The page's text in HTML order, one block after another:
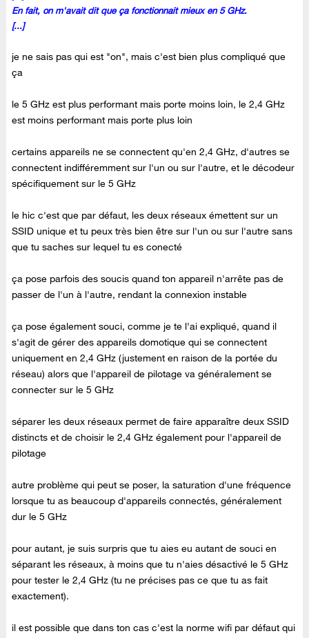
En fait, on m'avait dit que ça fonctionnait mieux en 5 GHz.
[...]
je ne sais pas qui est "on", mais c'est bien plus compliqué que
ça
le 5 GHz est plus performant mais porte moins loin, le 2,4 GHz
est moins performant mais porte plus loin
certains appareils ne se connectent qu'en 2,4 GHz, d'autres se
connectent indifféremment sur l'un ou sur l'autre, et le décodeur
spécifiquement sur le 5 GHz
le hic c'est que par défaut, les deux réseaux émettent sur un
SSID unique et tu peux très bien être sur l'un ou sur l'autre sans
que tu saches sur lequel tu es conecté
ça pose parfois des soucis quand ton appareil n'arrête pas de
passer de l'un à l'autre, rendant la connexion instable
ça pose également souci, comme je te l'ai expliqué, quand il
s'agit de gérer des appareils domotique qui se connectent
uniquement en 2,4 GHz (justement en raison de la portée du
réseau) alors que l'appareil de pilotage va généralement se
connecter sur le 5 GHz
séparer les deux réseaux permet de faire apparaître deux SSID
distincts et de choisir le 2,4 GHz également pour l'appareil de
pilotage
autre problème qui peut se poser, la saturation d'une fréquence
lorsque tu as beaucoup d'appareils connectés, généralement
dur le 5 GHz
pour autant, je suis surpris que tu aies eu autant de souci en
séparant les réseaux, à moins que tu n'aies désactivé le 5 GHz
pour tester le 2,4 GHz (tu ne précises pas ce que tu as fait
exactement).
il est possible que dans ton cas c'est la norme wifi par défaut qui